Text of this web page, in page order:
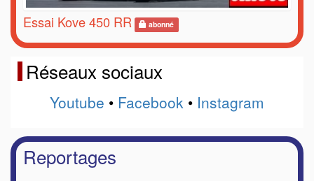
Essai Kove 450 RR abonné
Réseaux sociaux
Youtube • Facebook • Instagram
Reportages